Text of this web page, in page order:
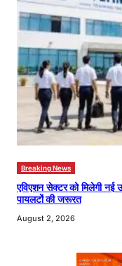
Breaking News
एविएशन सेक्टर को मिलेगी
पायलटों की जरूरत
August 2, 2026